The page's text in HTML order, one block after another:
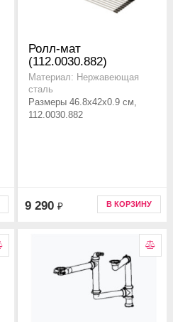
Ролл-мат
(112.0030.882)
Материал: Нержавеющая
сталь
Размеры 46.8x42x0.9 см,
112.0030.882
9 290 ₽ В КОРЗИНУ